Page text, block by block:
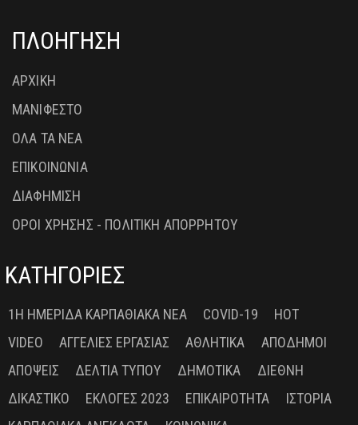
ΠΛΟΗΓΗΣΗ
ΑΡΧΙΚΗ
ΜΑΝΙΦΕΣΤΟ
ΟΛΑ ΤΑ ΝΕΑ
ΕΠΙΚΟΙΝΩΝΙΑ
ΔΙΑΦΗΜΙΣΗ
ΟΡΟΙ ΧΡΗΣΗΣ - ΠΟΛΙΤΙΚΗ ΑΠΟΡΡΗΤΟΥ
ΚΑΤΗΓΟΡΙΕΣ
1Η ΗΜΕΡΊΔΑ ΚΑΡΠΑΘΙΑΚΆ ΝΈΑ COVID-19
HOT
VIDEO
ΑΓΓΕΛΊΕΣ ΕΡΓΑΣΊΑΣ ΑΘΛΗΤΙΚΆ
ΑΠΌΔΗΜΟΙ
ΑΠΌΨΕΙΣ
ΔΕΛΤΊΑ ΤΎΠΟΥ ΔΗΜΟΤΙΚΆ
ΔΙΕΘΝΉ
ΔΙΚΑΣΤΙΚΌ
ΕΚΛΟΓΈΣ 2023 ΕΠΙΚΑΙΡΌΤΗΤΑ
ΙΣΤΟΡΊΑ